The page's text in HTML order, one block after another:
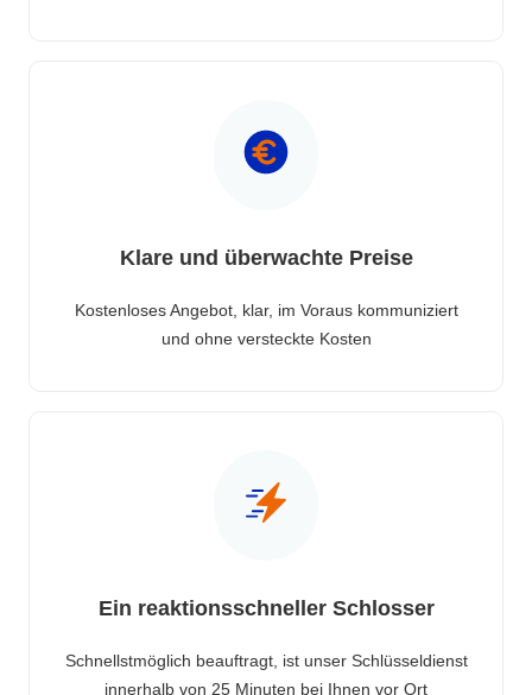
Klare und überwachte Preise
Kostenloses Angebot, klar, im Voraus kommuniziert
und ohne versteckte Kosten
Ein reaktionsschneller Schlosser
Schnellstmöglich beauftragt, ist unser Schlüsseldienst
innerhalb von 25 Minuten bei Ihnen vor Ort